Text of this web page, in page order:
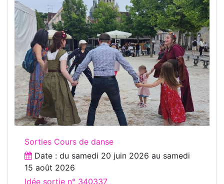
Sorties Cours de danse
Date : du samedi 20 juin 2026 au samedi
15 août 2026
Idée sortie n° 340337